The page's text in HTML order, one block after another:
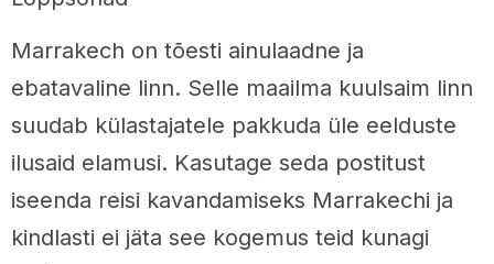
Marrakech on tõesti ainulaadne ja
ebatavaline linn. Selle maailma kuulsaim linn
suudab külastajatele pakkuda üle eelduste
ilusaid elamusi. Kasutage seda postitust
iseenda reisi kavandamiseks Marrakechi ja
kindlasti ei jäta see kogemus teid kunagi